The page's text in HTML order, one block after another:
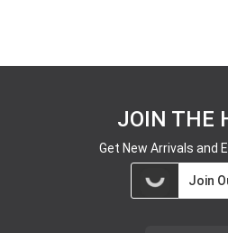
JOIN THE
Get New Arrivals and
Join